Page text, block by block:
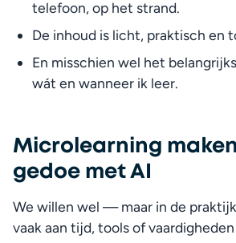
telefoon, op het strand.
De inhoud is licht, praktisch en
En misschien wel het
wát en wanneer ik leer.
Microlearning
gedoe met AI
We willen wel — maar in de
vaak aan tijd, tools of